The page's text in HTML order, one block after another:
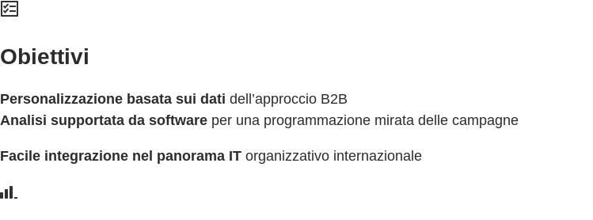
Obiettivi
Personalizzazione basata sui dati dell’approccio B2B
Analisi supportata da software per una programmazione mirata delle campagne
Facile integrazione nel panorama IT organizzativo internazionale